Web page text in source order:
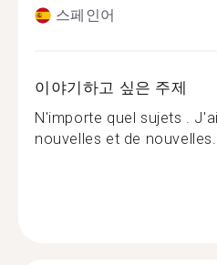
스페인어
이야기하고 싶은 주제
N'importe quel sujets .
nouvelles et de